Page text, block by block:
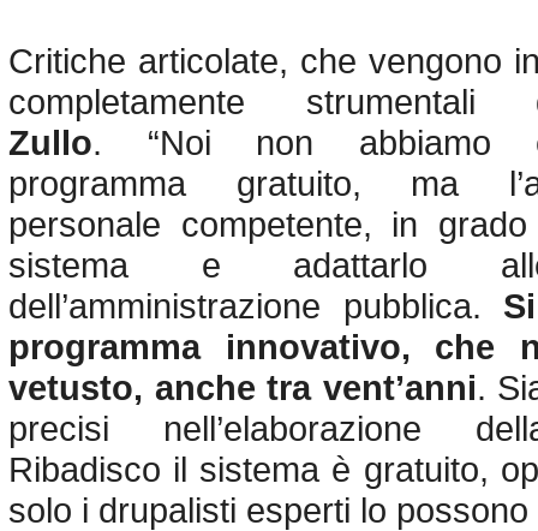
Critiche articolate, che vengono
completamente strumentali
Zullo. “Noi non abbiamo
programma gratuito, ma
personale competente, in
sistema e adattarlo
dell’amministrazione pubblica.
programma innovativo, che
vetusto, anche tra vent’anni.
precisi nell’elaborazione
Ribadisco il sistema è gratuito,
solo i drupalisti esperti lo possono